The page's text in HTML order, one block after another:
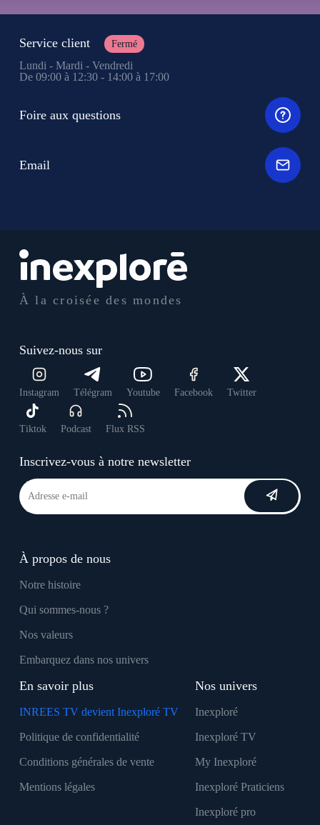
À la croisée des mondes
Suivez-nous sur
Instagram Télégram Youtube Facebook Twitter
Tiktok Podcast Flux RSS
Inscrivez-vous à notre newsletter
À propos de nous
Notre histoire
Qui sommes-nous ?
Nos valeurs
Embarquez dans nos univers
En savoir plus
INREES TV devient Inexploré TV
Politique de confidentialité
Conditions générales de vente
Mentions légales
Nos univers
Inexploré
Inexploré TV
My Inexploré
Inexploré Praticiens
Inexploré pro
Service client Fermé
Lundi - Mardi - Vendredi
De 09:00 à 12:30 - 14:00 à 17:00
Foire aux questions
Email